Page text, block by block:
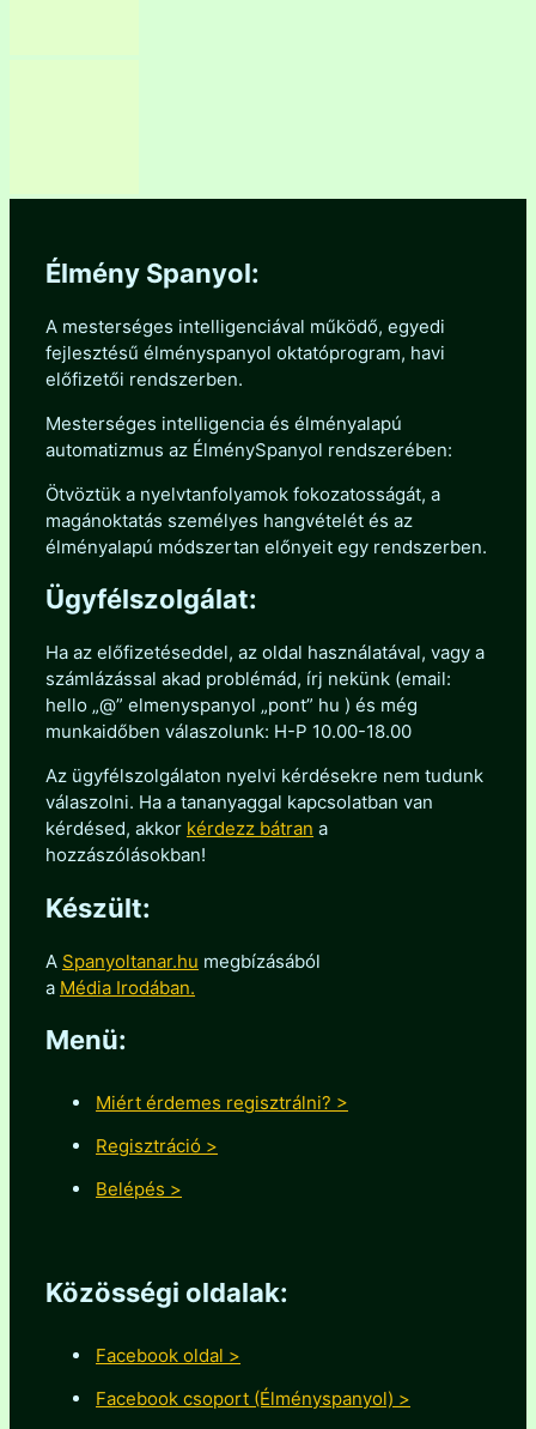
Élmény Spanyol:
A mesterséges intelligenciával működő, egyedi
fejlesztésű élményspanyol oktatóprogram, havi
előfizetői rendszerben.
Mesterséges intelligencia és élményalapú
automatizmus az ÉlménySpanyol rendszerében:
Ötvöztük a nyelvtanfolyamok fokozatosságát, a
magánoktatás személyes hangvételét és az
élményalapú módszertan előnyeit egy rendszerben.
Ügyfélszolgálat:
Ha az előfizetéseddel, az oldal használatával, vagy a
számlázással akad problémád, írj nekünk (email:
hello „@” elmenyspanyol „pont” hu ) és még
munkaidőben válaszolunk: H-P 10.00-18.00
Az ügyfélszolgálaton nyelvi kérdésekre nem tudunk
válaszolni. Ha a tananyaggal kapcsolatban van
kérdésed, akkor kérdezz bátran a
hozzászólásokban!
Készült:
A Spanyoltanar.hu megbízásából
a Média Irodában.
Menü:
Miért érdemes regisztrálni? >
Regisztráció >
Belépés >
Közösségi oldalak:
Facebook oldal >
Facebook csoport (Élményspanyol) >